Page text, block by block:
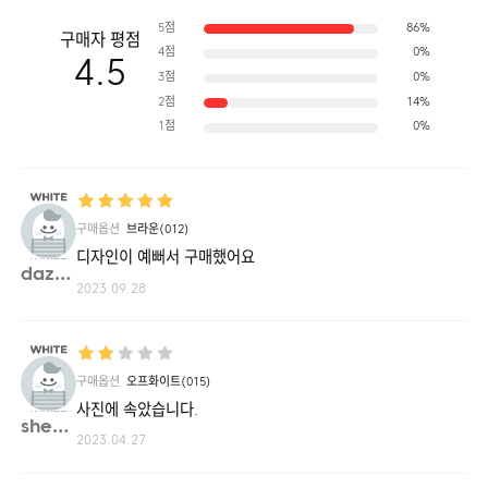
구매자 평점
4.5
5점 86%
4점 0%
3점 0%
2점 14%
1점 0%
dazzl**
구매옵션 브라운(012)
디자인이 예뻐서 구매했어요
2023.09.28
sheni**
구매옵션 오프화이트(015)
사진에 속았습니다.
2023.04.27